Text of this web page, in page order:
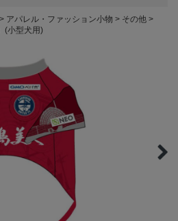
アパレル・ファッション小物
その他
(小型犬用)